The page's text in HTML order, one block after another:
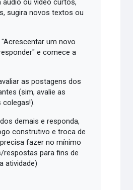
áudio ou vídeo curtos,
sugira novos textos ou
um novo
e comece a
as postagens dos
(sim, avalie as
colegas!).
demais e responda,
construtivo e troca de
fazer no mínimo
respostas para fins de
atividade)